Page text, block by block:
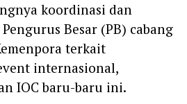
koordinasi dan
Besar (PB) cabang
terkait
internasional,
IOC baru-baru ini.